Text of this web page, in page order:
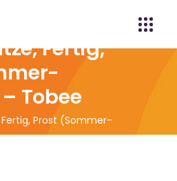
Fertig,
Tobee
Prost (Sommer-